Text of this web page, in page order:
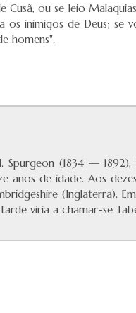
Cusã, ou se leio
inimigos de Deus; se
homens".
Spurgeon (1834 —
anos de idade. Aos
(Inglaterra).
viria a chamar-se